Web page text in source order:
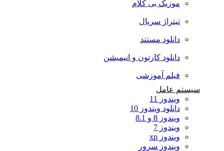
موزیک بی کلام
تیتراژ سریال
دانلود مستند
دانلود کارتون و انیمیشن
فیلم آموزشی
سیستم عامل
ویندوز 11
دانلود ویندوز 10
ویندوز 8 و 8.1
ویندوز 7
ویندوز xp
ویندوز سرور